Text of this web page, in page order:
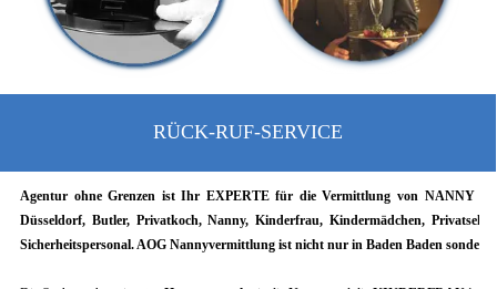
RÜCK-RUF-SERVICE
Agentur ohne Grenzen ist Ihr EXPERTE für die Vermittlung von NANNY
Düsseldorf, Butler, Privatkoch, Nanny, Kinderfrau, Kindermädchen,
Sicherheitspersonal. AOG Nannyvermittlung ist nicht nur in Baden Baden